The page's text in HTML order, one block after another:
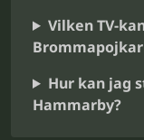
Vilken TV-
Hur kan jag
Hammarby?